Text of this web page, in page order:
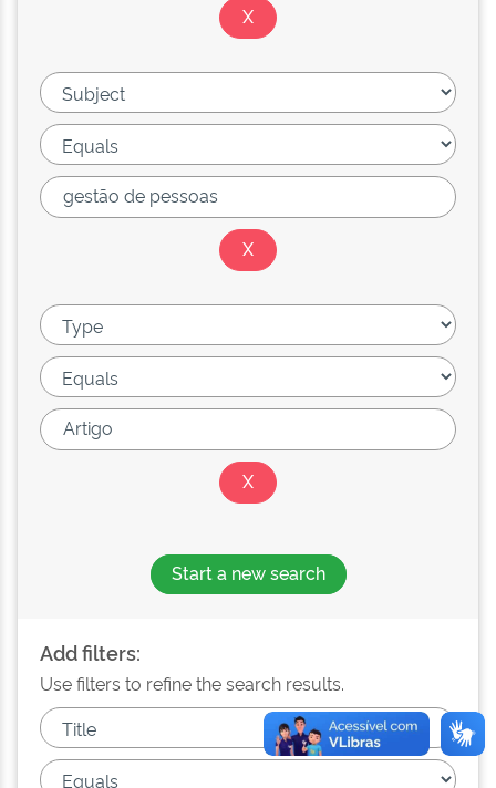
Start a new search
Add filters:
Use filters to refine the search results.